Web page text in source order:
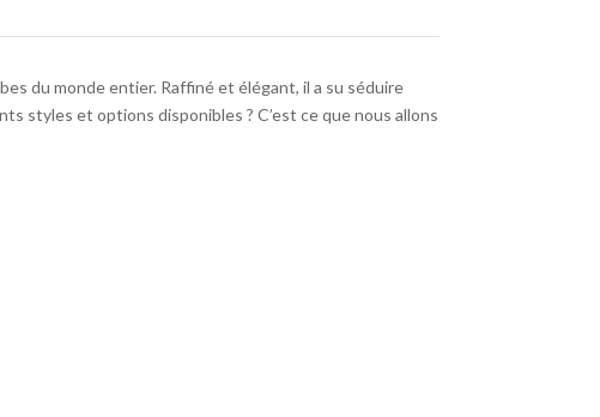
du monde entier. Raffiné et élégant, il a su séduire
styles et options disponibles ? C’est ce que nous allons